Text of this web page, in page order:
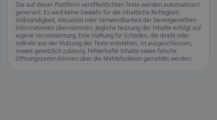
Die auf dieser Plattform veröffentlichten Texte werden automatisiert
generiert. Es wird keine Gewähr für die inhaltliche Richtigkeit,
Vollständigkeit, Aktualität oder Verwendbarkeit der bereitgestellten
Informationen übernommen. Jegliche Nutzung der Inhalte erfolgt auf
eigene Verantwortung. Eine Haftung für Schäden, die direkt oder
indirekt aus der Nutzung der Texte entstehen, ist ausgeschlossen,
soweit gesetzlich zulässig. Fehlerhafte Inhalte sowie falsche
Öffnungszeiten können über die Meldefunktion gemeldet werden.